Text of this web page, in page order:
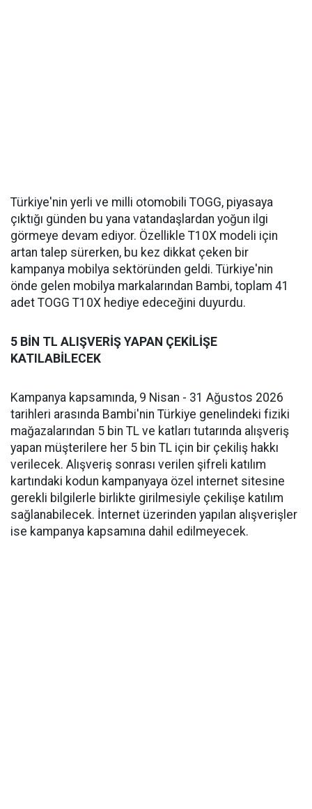
Türkiye'nin yerli ve milli otomobili TOGG, piyasaya
çıktığı günden bu yana vatandaşlardan yoğun ilgi
görmeye devam ediyor. Özellikle T10X modeli için
artan talep sürerken, bu kez dikkat çeken bir
kampanya mobilya sektöründen geldi. Türkiye'nin
önde gelen mobilya markalarından Bambi, toplam 41
adet TOGG T10X hediye edeceğini duyurdu.
5 BİN TL ALIŞVERİŞ YAPAN ÇEKİLİŞE
KATILABİLECEK
Kampanya kapsamında, 9 Nisan - 31 Ağustos 2026
tarihleri arasında Bambi'nin Türkiye genelindeki fiziki
mağazalarından 5 bin TL ve katları tutarında alışveriş
yapan müşterilere her 5 bin TL için bir çekiliş hakkı
verilecek. Alışveriş sonrası verilen şifreli katılım
kartındaki kodun kampanyaya özel internet sitesine
gerekli bilgilerle birlikte girilmesiyle çekilişe katılım
sağlanabilecek. İnternet üzerinden yapılan alışverişler
ise kampanya kapsamına dahil edilmeyecek.